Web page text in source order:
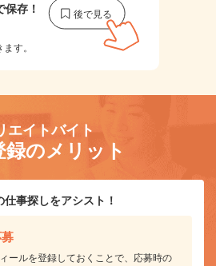
保存！
す。
エイトバイト
録のメリット
事探しをアシスト！
ールを登録しておくことで、応募時の